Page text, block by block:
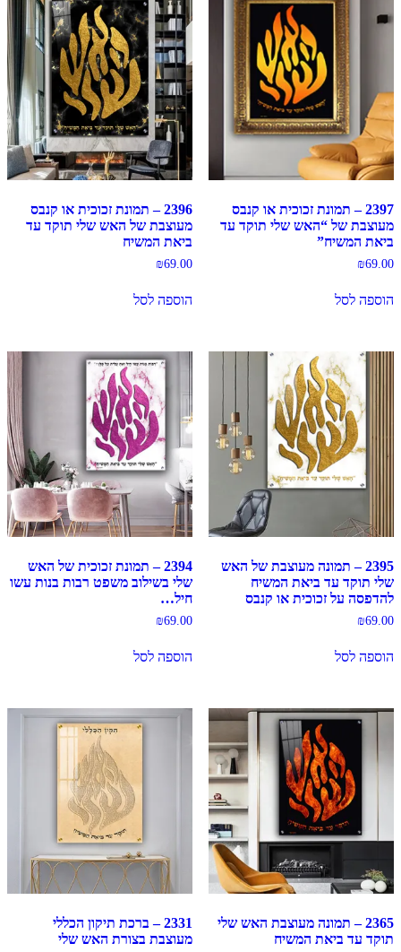
2397 – תמונת זכוכית או קנבס
מעוצבת של “האש שלי תוקד עד
ביאת המשיח”
₪69.00
הוספה לסל
2396 – תמונת זכוכית או קנבס
מעוצבת של האש שלי תוקד עד
ביאת המשיח
₪69.00
הוספה לסל
2395 – תמונה מעוצבת של האש
שלי תוקד עד ביאת המשיח
להדפסה על זכוכית או קנבס
₪69.00
הוספה לסל
2394 – תמונת זכוכית של האש
שלי בשילוב משפט רבות בנות עשו
חיל…
₪69.00
הוספה לסל
2365 – תמונה מעוצבת האש שלי
תוקד עד ביאת המשיח
2331 – ברכת תיקון הכללי
מעוצבת בצורת האש שלי